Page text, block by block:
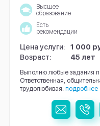
Высшее
образование
Есть
рекомендации
Цена услуги:
1 000
Возраст:
45 лет
Выполню любые задания
Ответственная,
трудолюбивая. подробнее